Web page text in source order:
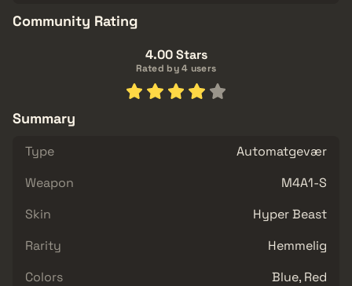
Community Rating
4.00 Stars
Rated by 4 users
Summary
Type
Automatgevær
Weapon
M4A1-S
Skin
Hyper Beast
Rarity
Hemmelig
Colors
Blue, Red